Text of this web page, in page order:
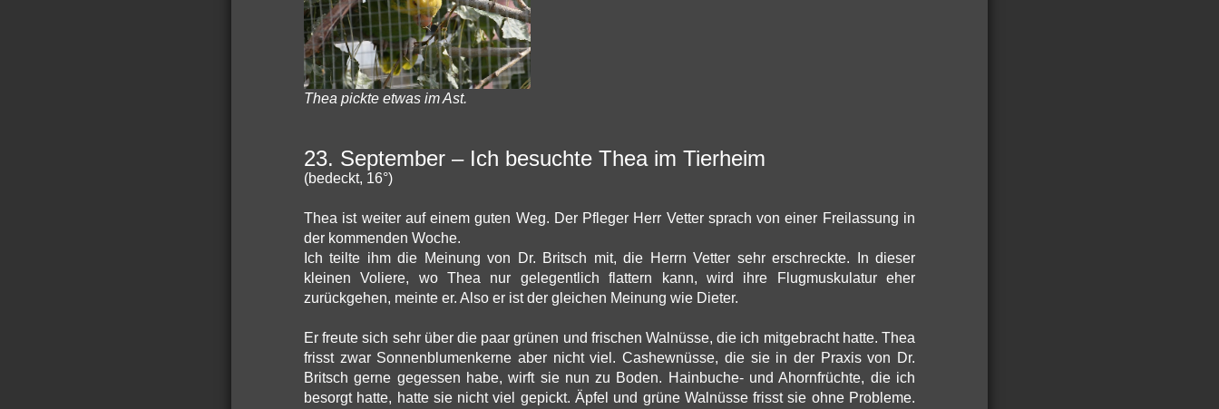
Thea pickte etwas im Ast.
23. September – Ich besuchte Thea im Tierheim
(bedeckt, 16°)
Thea ist weiter auf einem guten Weg. Der Pfleger Herr Vetter sprach von einer Freilassung in
der kommenden Woche.
Ich teilte ihm die Meinung von Dr. Britsch mit, die Herrn Vetter sehr erschreckte. In dieser
kleinen Voliere, wo Thea nur gelegentlich flattern kann, wird ihre Flugmuskulatur eher
zurückgehen, meinte er. Also er ist der gleichen Meinung wie Dieter.
Er freute sich sehr über die paar grünen und frischen Walnüsse, die ich mitgebracht hatte. Thea
frisst zwar Sonnenblumenkerne aber nicht viel. Cashewnüsse, die sie in der Praxis von Dr.
Britsch gerne gegessen habe, wirft sie nun zu Boden. Hainbuche- und Ahornfrüchte, die ich
besorgt hatte, hatte sie nicht viel gepickt. Äpfel und grüne Walnüsse frisst sie ohne Probleme.